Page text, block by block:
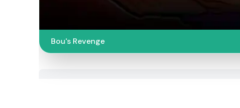
Bou's Revenge